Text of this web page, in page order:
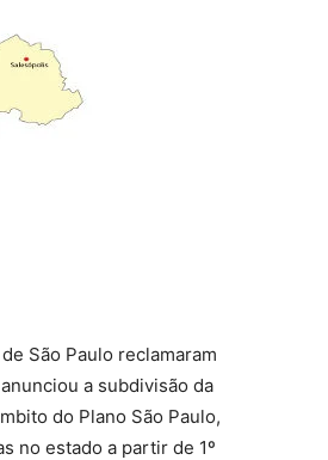
São Paulo reclamaram
a subdivisão da
do Plano São Paulo,
no estado a partir de 1º